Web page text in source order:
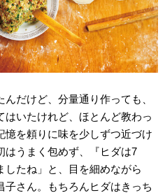
んだけど、分量通り作っても、
はいたけれど、ほとんど教わっ
憶を頼りに味を少しずつ近づけ
はうまく包めず、『ヒダは7
たね」と、目を細めながら
子さん。もちろんヒダはきっち